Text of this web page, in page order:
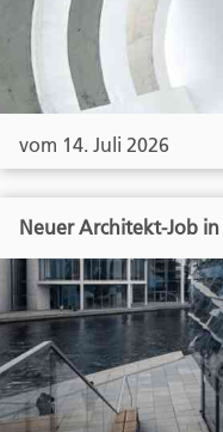
vom 14. Juli 2026
Neuer Architekt-Job